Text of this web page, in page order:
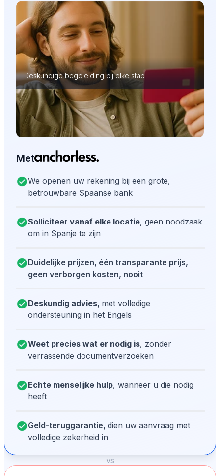
Deskundige begeleiding bij elke stap
Met
We openen uw rekening bij een grote,
betrouwbare Spaanse bank
Solliciteer vanaf elke locatie, geen noodzaak
om in Spanje te zijn
Duidelijke prijzen, één transparante prijs,
geen verborgen kosten, nooit
Deskundig advies, met volledige
ondersteuning in het Engels
Weet precies wat er nodig is, zonder
verrassende documentverzoeken
Echte menselijke hulp, wanneer u die nodig
heeft
Geld-teruggarantie, dien uw aanvraag met
volledige zekerheid in
vs